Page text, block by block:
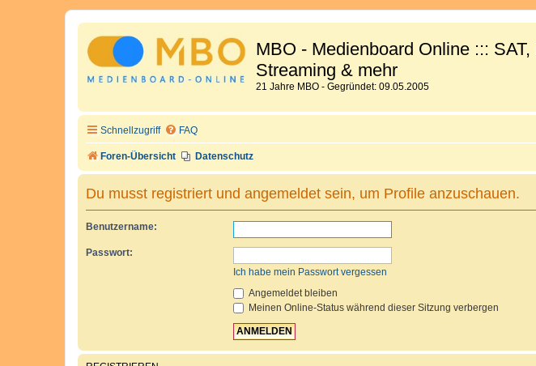
MBO - Medienboard Online :::
Streaming & mehr
21 Jahre MBO - Gegründet: 09.05.2005
Schnellzugriff FAQ
Foren-Übersicht Datenschutz
Du musst registriert und angemeldet sein, um Profile anzuschauen.
Benutzername:
Passwort:
Ich habe mein Passwort vergessen
Angemeldet bleiben
Meinen Online-Status während dieser Sitzung verbergen